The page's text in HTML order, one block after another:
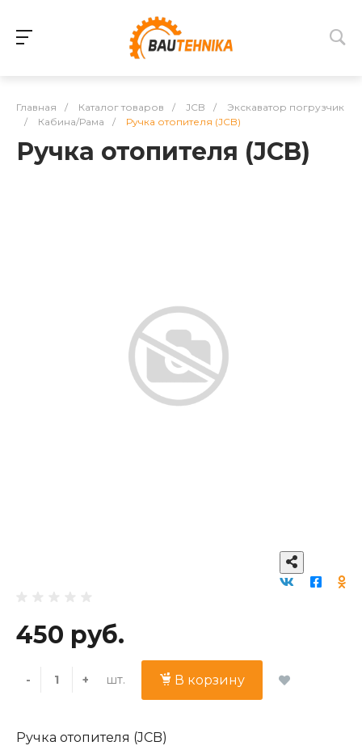
Главная / Каталог товаров / JCB /
Экскаватор погрузчик
/
Кабина/Рама / Ручка отопителя (JCB)
Ручка отопителя (JCB)
450 руб.
- + шт. В корзину
Ручка отопителя (JCB)